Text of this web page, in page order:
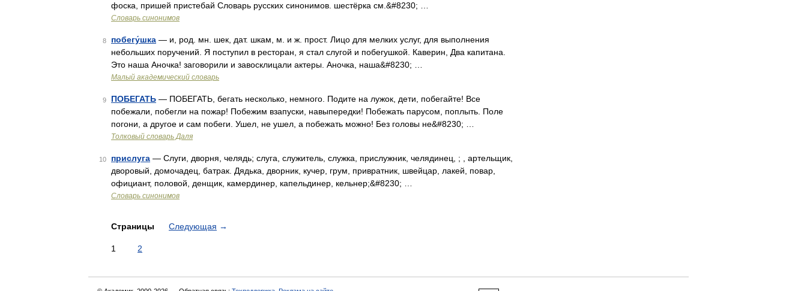
фоска, пришей пристебай Словарь русских синонимов. шестёрка см.&#8230; …
Словарь синонимов
8 побегу́шка — и, род. мн. шек, дат. шкам, м. и ж. прост. Лицо для мелких услуг, для выполнения
небольших поручений. Я поступил в ресторан, я стал слугой и побегушкой. Каверин, Два капитана.
Это наша Аночка! заговорили и завосклицали актеры. Аночка, наша&#8230; …
Малый академический словарь
9 ПОБЕГАТЬ — ПОБЕГАТЬ, бегать несколько, немного. Подите на лужок, дети, побегайте! Все
побежали, побегли на пожар! Побежим взапуски, навыпередки! Побежать парусом, поплыть. Поле
погони, а другое и сам побеги. Ушел, не ушел, а побежать можно! Без головы не&#8230; …
Толковый словарь Даля
10 прислуга — Слуги, дворня, челядь; слуга, служитель, служка, прислужник, челядинец, ; , артельщик,
дворовый, домочадец, батрак. Дядька, дворник, кучер, грум, привратник, швейцар, лакей, повар,
официант, половой, денщик, камердинер, капельдинер, кельнер;&#8230; …
Словарь синонимов
Страницы Следующая →
1 2